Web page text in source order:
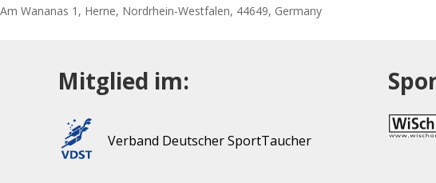
Am Wananas 1 , Herne, Nordrhein-Westfalen, 44649, Germany
Mitglied im:
Verband Deutscher SportTaucher